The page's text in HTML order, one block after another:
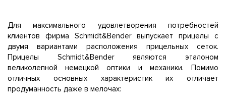
Для максимального удовлетворения потребностей
клиентов фирма Schmidt&Bender выпускает прицелы с
двумя вариантами расположения прицельных сеток.
Прицелы Schmidt&Bender являются эталоном
великолепной немецкой оптики и механики. Помимо
отличных основных характеристик их отличает
продуманность даже в мелочах: